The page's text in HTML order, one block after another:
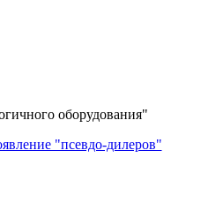
оборудования"
"псевдо-дилеров"